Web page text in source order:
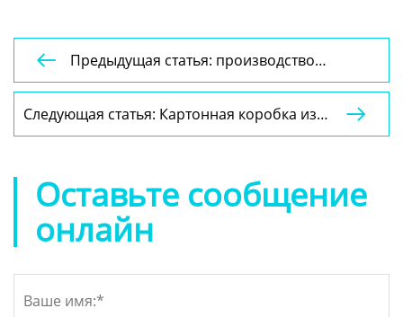

Предыдущая статья: производство
Внешняя упаковка для торта печатная
Следующая статья: Картонная коробка из
слоновой кости YSPBOX-1098

Оставьте сообщение
онлайн